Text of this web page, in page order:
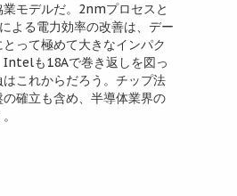
モデルだ。2nmプロセスと
よる電力効率の改善は、デー
って極めて大きなインパク
Intelも18Aで巻き返しを図っ
これからだろう。チップ法
確立も含め、半導体業界の